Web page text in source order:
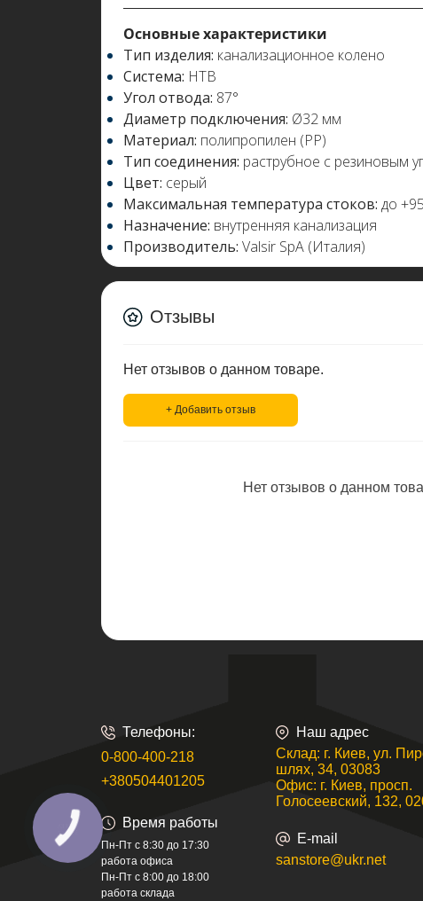
Основные характеристики
Тип изделия: канализационное колено
Система: HTB
Угол отвода: 87°
Диаметр подключения: Ø32 мм
Материал: полипропилен (PP)
Тип соединения: раструбное с резиновым
Цвет: серый
Максимальная температура стоков: до
Назначение: внутренняя канализация
Производитель: Valsir SpA (Италия)
Отзывы
Нет отзывов о данном товаре.
+ Добавить отзыв
Нет отзывов о данном
Телефоны:
0-800-400-218
+380504401205
Время работы
Пн-Пт с 8:30 до 17:30
работа офиса
Пн-Пт с 8:00 до 18:00
работа склада
Наш адрес
Склад: г. Киев, ул.
шлях, 34, 03083
Офис: г. Киев, просп.
Голосеевский, 132,
E-mail
sanstore@ukr.net